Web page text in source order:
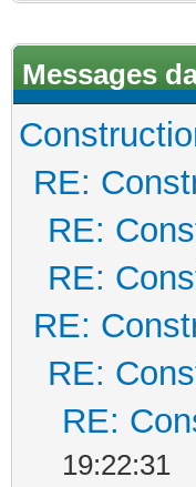
Messages
RE:
RE:
RE:
RE:
RE:
RE:
19:22:31